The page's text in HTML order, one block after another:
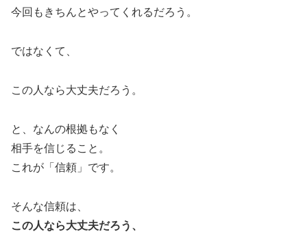
今回もきちんとやってくれるだろう。
ではなくて、
この人なら大丈夫だろう。
と、なんの根拠もなく
相手を信じること。
これが「信頼」です。
そんな信頼は、
この人なら大丈夫だろう、